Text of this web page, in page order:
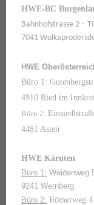
HWE-BC
Bahnhofstrasse 2 –
7041
HWE
Büro 1:
4910 Ried im
Büro 2:
4481 Asten
HWE Kärnten
Büro 1: Weidenweg
9241 Wernberg
Büro 2: Römerweg 4